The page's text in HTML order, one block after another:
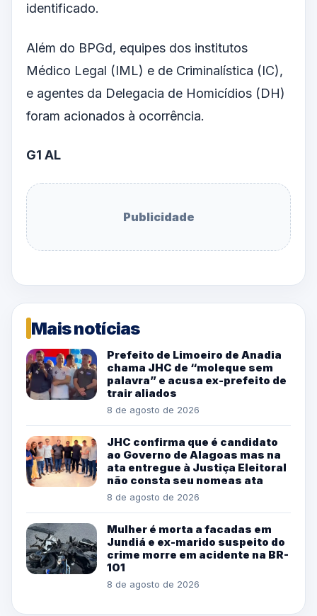
identificado.
Além do BPGd, equipes dos institutos
Médico Legal (IML) e de Criminalística (IC),
e agentes da Delegacia de Homicídios (DH)
foram acionados à ocorrência.
G1 AL
Publicidade
Mais notícias
Prefeito de Limoeiro de Anadia
chama JHC de “moleque sem
palavra” e acusa ex-prefeito de
trair aliados
8 de agosto de 2026
JHC confirma que é candidato
ao Governo de Alagoas mas na
ata entregue à Justiça Eleitoral
não consta seu nomeas ata
8 de agosto de 2026
Mulher é morta a facadas em
Jundiá e ex-marido suspeito do
crime morre em acidente na BR-
101
8 de agosto de 2026